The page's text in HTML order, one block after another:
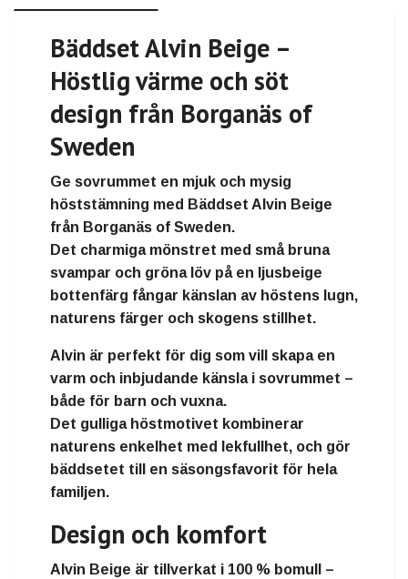
Bäddset Alvin Beige –
Höstlig värme och söt
design från Borganäs of
Sweden
Ge sovrummet en mjuk och mysig
höststämning med Bäddset Alvin Beige
från Borganäs of Sweden.
Det charmiga mönstret med små bruna
svampar och gröna löv på en ljusbeige
bottenfärg fångar känslan av höstens lugn,
naturens färger och skogens stillhet.
Alvin är perfekt för dig som vill skapa en
varm och inbjudande känsla i sovrummet –
både för barn och vuxna.
Det gulliga höstmotivet kombinerar
naturens enkelhet med lekfullhet, och gör
bäddsetet till en säsongsfavorit för hela
familjen.
Design och komfort
Alvin Beige är tillverkat i 100 % bomull
–